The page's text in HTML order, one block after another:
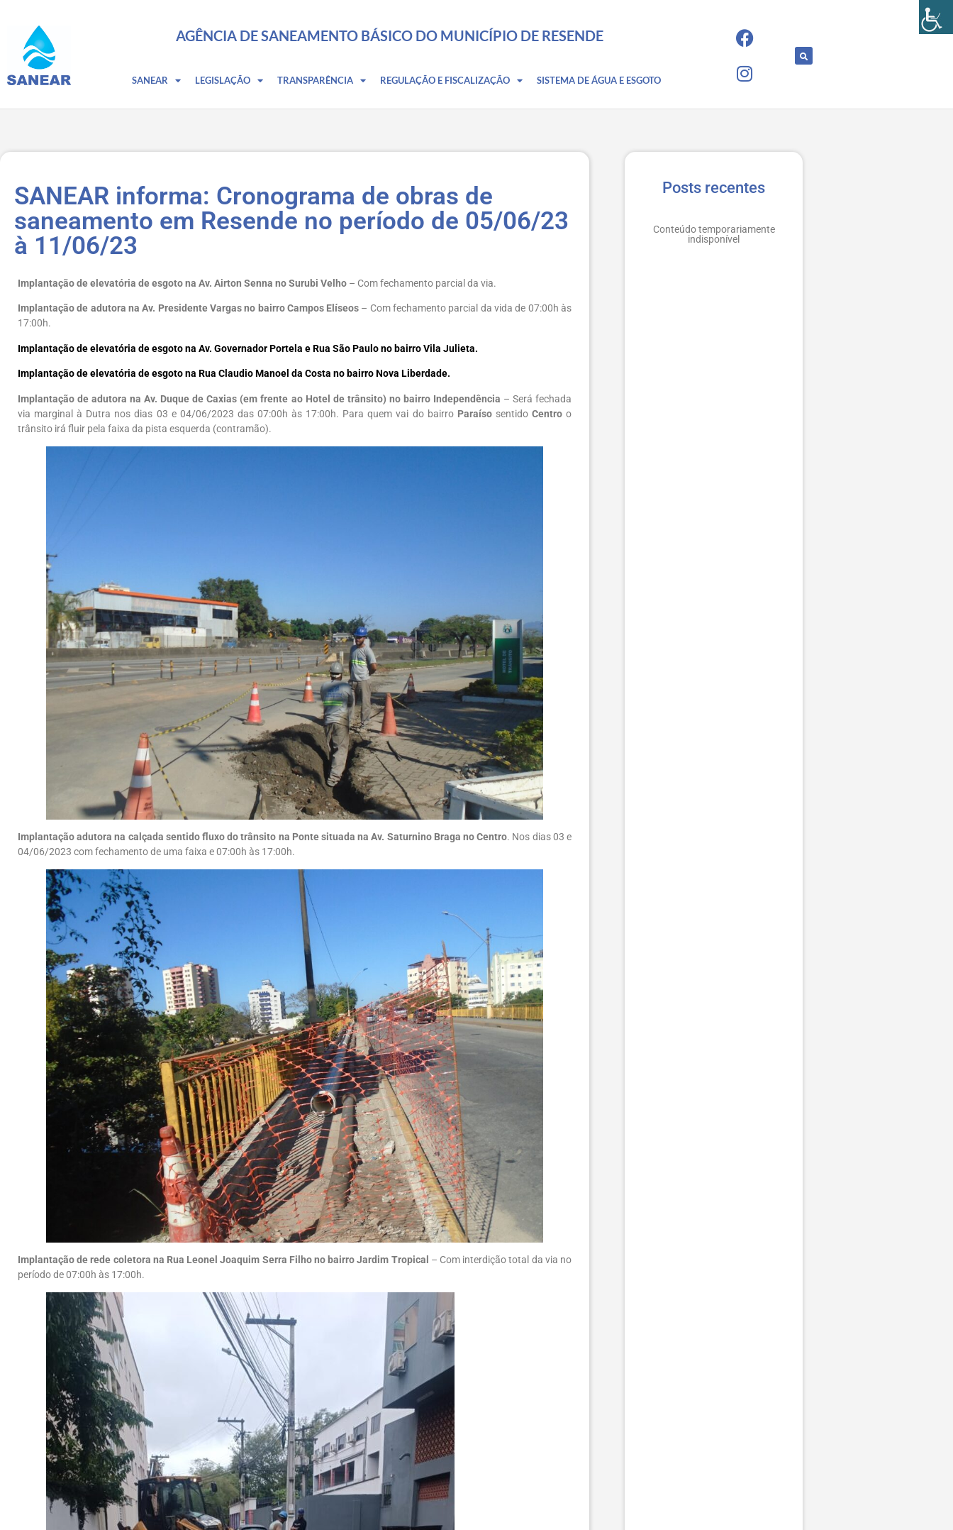
AGÊNCIA DE SANEAMENTO BÁSICO DO MUNICÍPIO DE RESENDE
SANEAR LEGISLAÇÃO TRANSPARÊNCIA REGULAÇÃO E FISCALIZAÇÃO SISTEMA DE ÁGUA E ESGOTO
SANEAR informa: Cronograma de obras de
saneamento em Resende no período de 05/06/23
à 11/06/23
Implantação de elevatória de esgoto na Av. Airton Senna no Surubi Velho – Com fechamento parcial da via.
Implantação de adutora na Av. Presidente Vargas no bairro Campos Elíseos – Com fechamento parcial da vida de 07:00h às
17:00h.
Implantação de elevatória de esgoto na Av. Governador Portela e Rua São Paulo no bairro Vila Julieta.
Implantação de elevatória de esgoto na Rua Claudio Manoel da Costa no bairro Nova Liberdade.
Implantação de adutora na Av. Duque de Caxias (em frente ao Hotel de trânsito) no bairro Independência – Será fechada
via marginal à Dutra nos dias 03 e 04/06/2023 das 07:00h às 17:00h. Para quem vai do bairro Paraísosentido Centro o
trânsito irá fluir pela faixa da pista esquerda (contramão).
Implantação adutora na calçada sentido fluxo do trânsito na Ponte situada na Av. Saturnino Braga no Centro. Nos dias 03 e
04/06/2023 com fechamento de uma faixa e 07:00h às 17:00h.
Implantação de rede coletora na Rua Leonel Joaquim Serra Filho no bairro Jardim Tropical – Com interdição total da via no
período de 07:00h às 17:00h.
Posts recentes
Conteúdo temporariamente
indisponível